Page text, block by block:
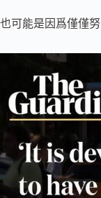
也可能是因爲僅僅